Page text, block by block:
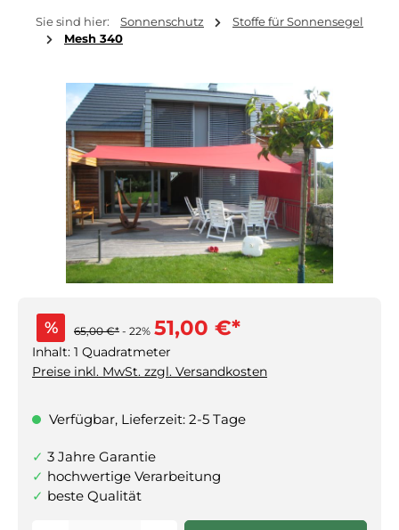
Sie sind hier: Sonnenschutz
Stoffe für Sonnensegel
Mesh 340
Bildergalerie überspringen
% 65,00 €* - 22% 51,00 €*
Inhalt: 1 Quadratmeter
Preise inkl. MwSt. zzgl. Versandkosten
Verfügbar, Lieferzeit: 2-5 Tage
3 Jahre Garantie
hochwertige Verarbeitung
beste Qualität